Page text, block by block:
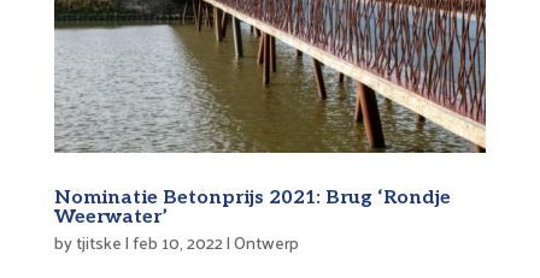
Nominatie Betonprijs 2021: Brug ‘Rondje
Weerwater’
bytjitske|feb 10, 2022|Ontwerp